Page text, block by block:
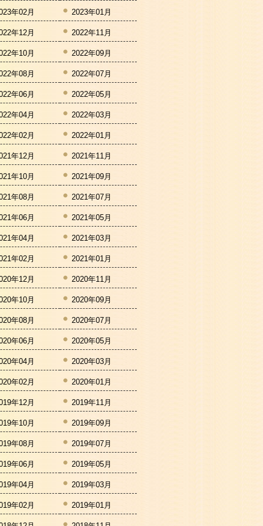
年02月 2023年01月
年12月 2022年11月
年10月 2022年09月
年08月 2022年07月
年06月 2022年05月
年04月 2022年03月
年02月 2022年01月
年12月 2021年11月
年10月 2021年09月
年08月 2021年07月
年06月 2021年05月
年04月 2021年03月
年02月 2021年01月
年12月 2020年11月
年10月 2020年09月
年08月 2020年07月
年06月 2020年05月
年04月 2020年03月
年02月 2020年01月
年12月 2019年11月
年10月 2019年09月
年08月 2019年07月
年06月 2019年05月
年04月 2019年03月
年02月 2019年01月